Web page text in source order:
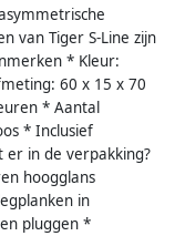
van Tiger S-Line zijn
* Kleur:
60 x 15 x 70
* Aantal
* Inclusief
er in de verpakking?
hoogglans
in
pluggen *